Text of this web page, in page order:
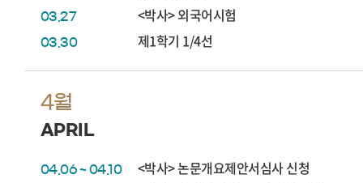
03.27 <박사> 외국어시험
03.30 제1학기 1/4선
4월
APRIL
04.06 ~ 04.10 <박사> 논문개요제안서심사 신청